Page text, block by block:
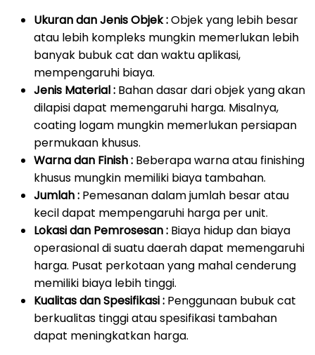
Ukuran dan Jenis Objek :Objek yang lebih besar
atau lebih kompleks mungkin memerlukan lebih
banyak bubuk cat dan waktu aplikasi,
mempengaruhi biaya.
Jenis Material : Bahan dasar dari objek yang akan
dilapisi dapat memengaruhi harga. Misalnya,
coating logam mungkin memerlukan persiapan
permukaan khusus.
Warna dan Finish : Beberapa warna atau finishing
khusus mungkin memiliki biaya tambahan.
Jumlah : Pemesanan dalam jumlah besar atau
kecil dapat mempengaruhi harga per unit.
Lokasi dan Pemrosesan : Biaya hidup dan biaya
operasional di suatu daerah dapat memengaruhi
harga. Pusat perkotaan yang mahal cenderung
memiliki biaya lebih tinggi.
Kualitas dan Spesifikasi : Penggunaan bubuk cat
berkualitas tinggi atau spesifikasi tambahan
dapat meningkatkan harga.